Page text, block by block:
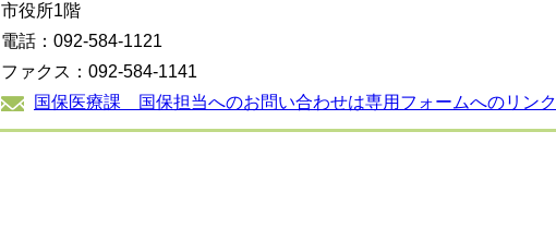
市役所1階
電話：092-584-1121
ファクス：092-584-1141
国保医療課 国保担当へのお問い合わせは専用フォームへのリンク